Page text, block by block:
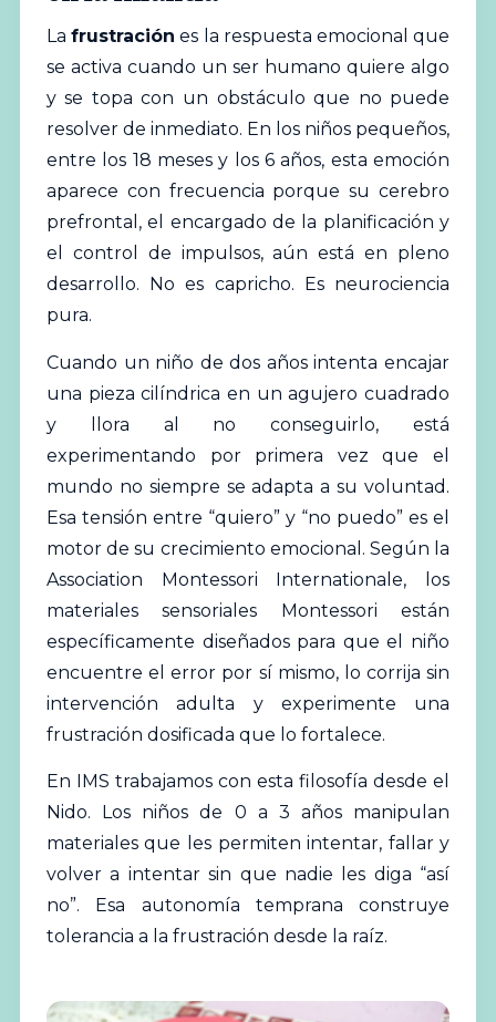
Lafrustración es la respuesta emocional que
se activa cuando un ser humano quiere algo
y se topa con un obstáculo que no puede
resolver de inmediato. En los niños pequeños,
entre los 18 meses y los 6 años, esta emoción
aparece con frecuencia porque su cerebro
prefrontal, el encargado de la planificación y
el control de impulsos, aún está en pleno
desarrollo. No es capricho. Es neurociencia
pura.
Cuando un niño de dos años intenta encajar
una pieza cilíndrica en un agujero cuadrado
y llora al no conseguirlo, está
experimentando por primera vez que el
mundo no siempre se adapta a su voluntad.
Esa tensión entre “quiero” y “no puedo” es el
motor de su crecimiento emocional. Según la
Association Montessori Internationale, los
materiales sensoriales Montessori están
específicamente diseñados para que el niño
encuentre el error por sí mismo, lo corrija sin
intervención adulta y experimente una
frustración dosificada que lo fortalece.
En IMS trabajamos con esta filosofía desde el
Nido. Los niños de 0 a 3 años manipulan
materiales que les permiten intentar, fallar y
volver a intentar sin que nadie les diga “así
no”. Esa autonomía temprana construye
tolerancia a la frustración desde la raíz.